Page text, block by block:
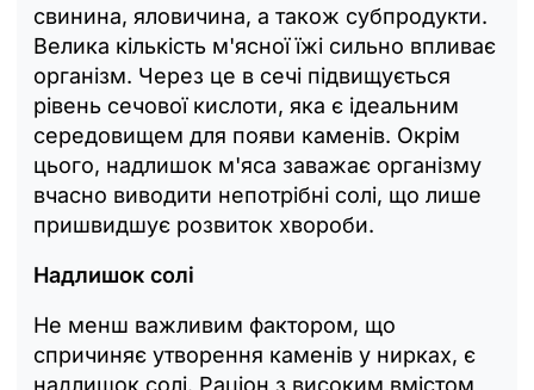
свинина, яловичина, а також субпродукти.
Велика кількість м'ясної їжі сильно впливає
організм. Через це в сечі підвищується
рівень сечової кислоти, яка є ідеальним
середовищем для появи каменів. Окрім
цього, надлишок м'яса заважає організму
вчасно виводити непотрібні солі, що лише
пришвидшує розвиток хвороби.
Надлишок солі
Не менш важливим фактором, що
спричиняє утворення каменів у нирках, є
надлишок солі. Раціон з високим вмістом